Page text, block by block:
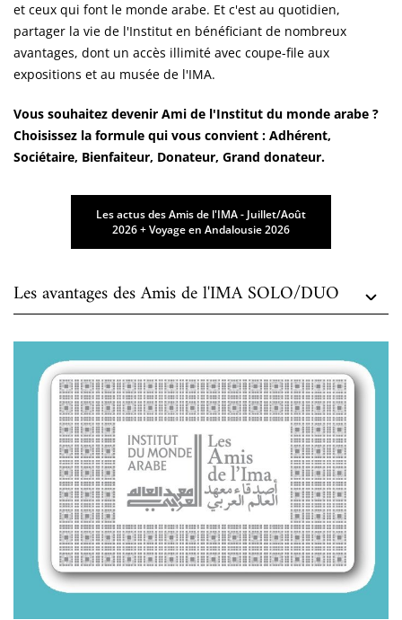
et ceux qui font le monde arabe. Et c'est au quotidien,
partager la vie de l'Institut en bénéficiant de nombreux
avantages, dont un accès illimité avec coupe-file aux
expositions et au musée de l'IMA.
Vous souhaitez devenir Ami de l'Institut du monde arabe ?
Choisissez la formule qui vous convient : Adhérent,
Sociétaire, Bienfaiteur, Donateur, Grand donateur.
Les actus des Amis de l'IMA - Juillet/Août
2026 + Voyage en Andalousie 2026
Les avantages des Amis de l'IMA SOLO/DUO